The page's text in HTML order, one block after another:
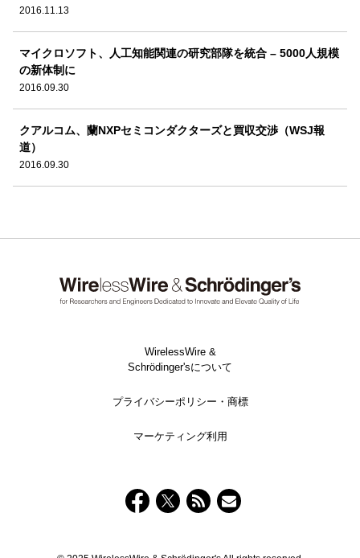
2016.11.13
マイクロソフト、人工知能関連の研究部隊を統合 – 5000人規模
の新体制に
2016.09.30
クアルコム、蘭NXPセミコンダクターズと買収交渉（WSJ報
道）
2016.09.30
WirelessWire &
Schrödinger'sについて
プライバシーポリシー・商標
マーケティング利用